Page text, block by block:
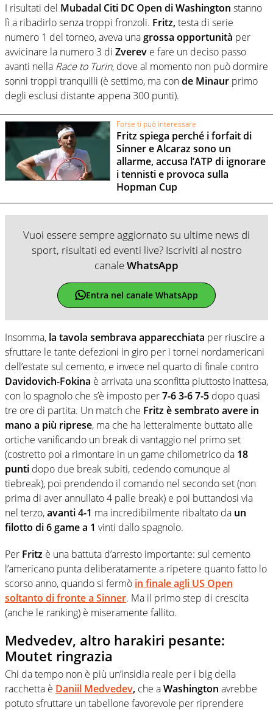
I risultati del Mubadal Citi DC Open di Washington stanno
lì a ribadirlo senza troppi fronzoli. Fritz,testa di serie
numero 1 del torneo, aveva unagrossa opportunità per
avvicinare la numero 3 di Zverev e fare un deciso passo
avanti nella Race to Turin, dove al momento non può dormire
sonni troppi tranquilli (è settimo, ma conde Minaur primo
degli esclusi distante appena 300 punti).
Forse ti può interessare
Fritz spiega perché i forfait di
Sinner e Alcaraz sono un
allarme, accusa l’ATP di ignorare
i tennisti e provoca sulla
Hopman Cup
Vuoi essere sempre aggiornato su ultime news di
sport, risultati ed eventi live? Iscriviti al nostro
canaleWhatsApp
Entra nel canale WhatsApp
Insomma, la tavola sembrava apparecchiata per riuscire a
sfruttare le tante defezioni in giro per i tornei nordamericani
dell’estate sul cemento, e invece nel quarto di finale contro
Davidovich-Fokina è arrivata una sconfitta piuttosto inattesa,
con lo spagnolo che s’è imposto per7-6 3-6 7-5 dopo quasi
tre ore di partita. Un match che Fritz è sembrato avere in
mano a più riprese, ma che ha letteralmente buttato alle
ortiche vanificando un break di vantaggio nel primo set
(costretto poi a rimontare in un game chilometrico da 18
punti dopo due break subiti, cedendo comunque al
tiebreak), poi prendendo il comando nel secondo set (non
prima di aver annullato 4 palle break) e poi buttandosi via
nel terzo,avanti 4-1 ma incredibilmente ribaltato da un
filotto di 6 game a 1 vinti dallo spagnolo.
Per Fritz è una battuta d’arresto importante: sul cemento
l’americano punta deliberatamente a ripetere quanto fatto lo
scorso anno, quando si fermò in finale agli US Open
soltanto di fronte a Sinner. Ma il primo step di crescita
(anche le ranking) è miseramente fallito.
Medvedev, altro harakiri pesante:
Moutet ringrazia
Chi da tempo non è più un’insidia reale per i big della
racchetta è Daniil Medvedev, che aWashington avrebbe
potuto sfruttare un tabellone favorevole per riprendere